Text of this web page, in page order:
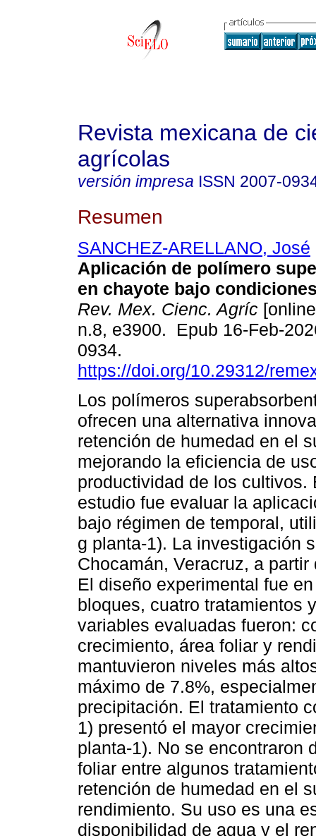
Revista mexicana de
agrícolas
versión impresa ISSN 2007-
Resumen
SANCHEZ-ARELLANO, José
Aplicación de polímero
en chayote bajo
Rev. Mex. Cienc. Agríc
n.8, e3900. Epub 16-Feb-
0934.
https://doi.org/10.29312/
Los polímeros
ofrecen una alternativa
retención de humedad en el
mejorando la eficiencia de
productividad de los cultivos.
estudio fue evaluar la
bajo régimen de temporal,
g planta-1). La investigación
Chocamán, Veracruz, a
El diseño experimental fue
bloques, cuatro tratamientos
variables evaluadas fueron:
crecimiento, área foliar y
mantuvieron niveles más
máximo de 7.8%,
precipitación. El tratamiento
1) presentó el mayor
planta-1). No se encontraron
foliar entre algunos
retención de humedad en el
rendimiento. Su uso es una
disponibilidad de agua y el